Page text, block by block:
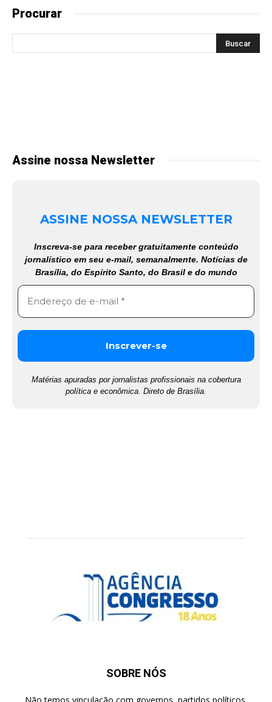
Procurar
Assine nossa Newsletter
ASSINE NOSSA NEWSLETTER
Inscreva-se para receber gratuitamente conteúdo
jornalístico em seu e-mail, semanalmente. Notícias de
Brasília, do Espírito Santo, do Brasil e do mundo
Matérias apuradas por jornalistas profissionais na cobertura
política e econômica. Direto de Brasília.
SOBRE NÓS